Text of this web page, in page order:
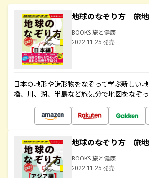
地球のなぞり方 旅
BOOKS 旅と健康
2022.11.25 発売
日本の地形や造形物をなぞって学ぶ新しい
橋、川、湖、半島など旅気分で地図をなぞ
地球のなぞり方 旅
BOOKS 旅と健康
2022.11.25 発売